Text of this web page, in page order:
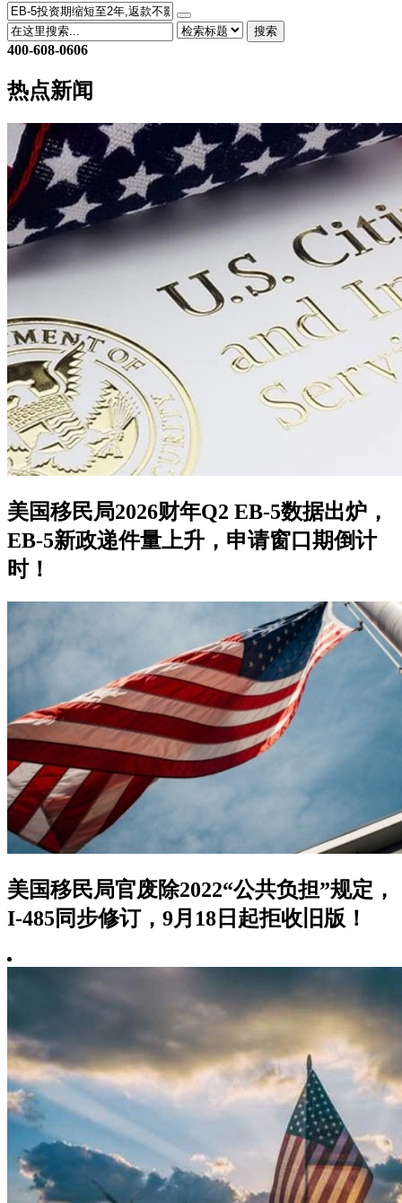
搜索
400-608-0606
热点新闻
美国移民局2026财年Q2 EB-5数据出炉，
EB-5新政递件量上升，申请窗口期倒计
时！
美国移民局官废除2022“公共负担”规定，
I-485同步修订，9月18日起拒收旧版！